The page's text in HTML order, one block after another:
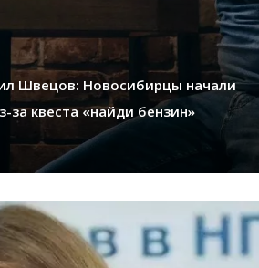
Швецов: Новосибирцы начали
за квеста «найди бензин»